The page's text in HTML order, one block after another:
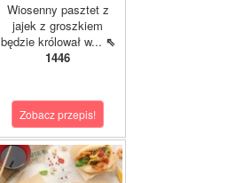
Wiosenny pasztet z
jajek z groszkiem
będzie królował w... ⇖
1446
Zobacz przepis!